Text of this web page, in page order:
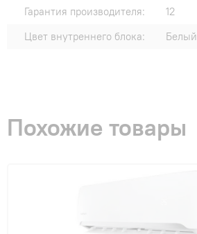
Гарантия производителя:
12
Цвет внутреннего блока:
Белый
Похожие товары